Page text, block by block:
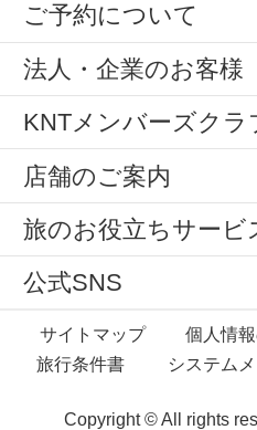
ご予約について
法人・企業のお客様
KNTメンバーズクラ
店舗のご案内
旅のお役立ちサービ
公式SNS
サイトマップ 個人情
旅行条件書
システム
Copyright © All rights